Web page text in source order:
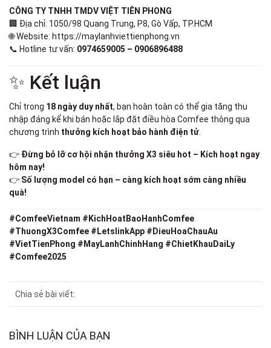
CÔNG TY TNHH TMDV VIỆT TIÊN PHONG
🏢 Địa chỉ: 1050/98 Quang Trung, P8, Gò Vấp, TP.HCM
🌐 Website: https://maylanhviettienphong.vn
📞 Hotline tư vấn: 0974659005 – 0906896488
✨ Kết luận
Chỉ trong 18 ngày duy nhất, bạn hoàn toàn có thể gia tăng thu
nhập đáng kể khi bán hoặc lắp đặt điều hòa Comfee thông qua
chương trình thưởng kích hoạt bảo hành điện tử
👉 Đừng bỏ lỡ cơ hội nhận thưởng X3 siêu hot – Kích hoạt ngay
hôm nay!
👉 Số lượng model có hạn – càng kích hoạt sớm càng nhiều
quà!
#ComfeeVietnam #KichHoatBaoHanhComfee
#ThuongX3Comfee #LetslinkApp #DieuHoaChauAu
#VietTienPhong #MayLanhChinhHang #ChietKhauDaiLy
#Comfee2025
Chia sẻ bài viết:
BÌNH LUẬN CỦA BẠN